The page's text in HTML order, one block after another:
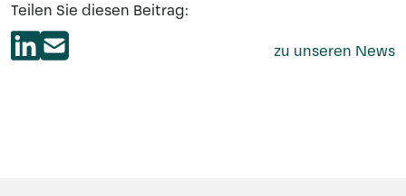
Teilen Sie diesen Beitrag:
zu unseren News